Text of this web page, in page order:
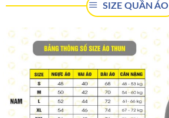
SIZE QUẦN ÁO